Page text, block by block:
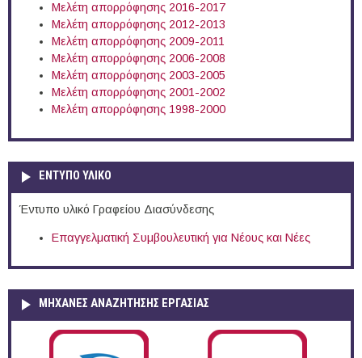
Μελέτη απορρόφησης 2016-2017
Μελέτη απορρόφησης 2012-2013
Μελέτη απορρόφησης 2009-2011
Μελέτη απορρόφησης 2006-2008
Μελέτη απορρόφησης 2003-2005
Μελέτη απορρόφησης 2001-2002
Μελέτη απορρόφησης 1998-2000
ΕΝΤΥΠΟ ΥΛΙΚΟ
Έντυπο υλικό Γραφείου Διασύνδεσης
Επαγγελματική Συμβουλευτική για Νέους και Νέες
ΜΗΧΑΝΕΣ ΑΝΑΖΗΤΗΣΗΣ ΕΡΓΑΣΙΑΣ